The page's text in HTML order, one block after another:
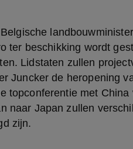
ter beschikking wordt
Lidstaten zullen
Juncker de heropening
topconferentie met
naar Japan zullen
zijn.